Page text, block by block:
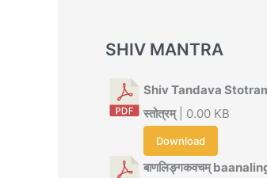
SHIV MANTRA
Shiv Tandava Stotram
स्तोत्रम्| 0.00 KB
Download
बाणलिङ्गकवचम्